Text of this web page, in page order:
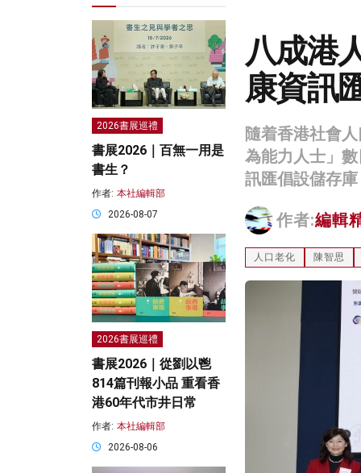
八成港
康資訊
隨着香港社會
為能力人士」
訊匯倡設儲存
作者:編輯
人口老化 陳智思
2026書展巡禮
書展2026｜百無一用是
書生？
作者: 本社編輯部
2026-08-07
2026書展巡禮
書展2026｜從劉以鬯
814篇刊報小品 重看香
港60年代市井日常
作者: 本社編輯部
2026-08-06